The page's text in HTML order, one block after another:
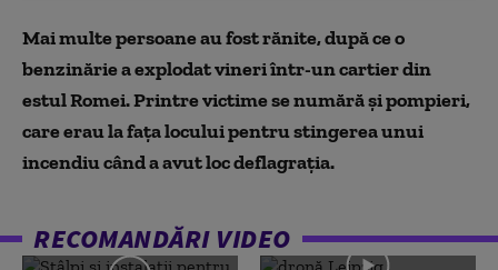
seconds
Mai multe persoane au fost rănite, după ce o
benzinărie a explodat vineri într-un cartier din
estul Romei. Printre victime se numără și pompieri,
care erau la fața locului pentru stingerea unui
incendiu când a avut loc deflagrația.
RECOMANDĂRI VIDEO